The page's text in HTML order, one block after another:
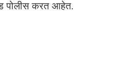
पोलीस करत आहेत.